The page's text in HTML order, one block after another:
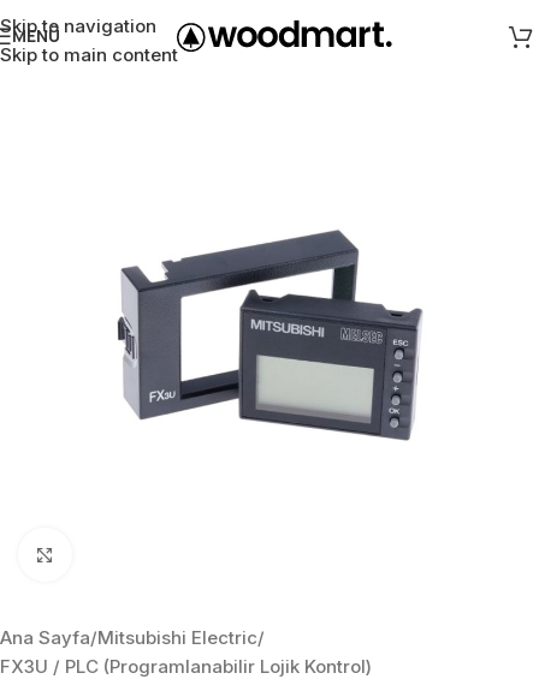
Skip to navigation
Skip to main content
MENÜ
Ana Sayfa/Mitsubishi Electric/
FX3U / PLC (Programlanabilir Lojik Kontrol)